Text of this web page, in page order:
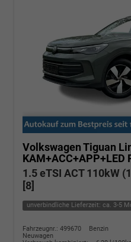
Volkswagen Tiguan
KAM+ACC+APP+LED
1.5 eTSI ACT 110kW
[8]
unverbindliche Lieferzeit: ca. 3-5
Fahrzeugnr.: 499670
Benzin
Neuwagen